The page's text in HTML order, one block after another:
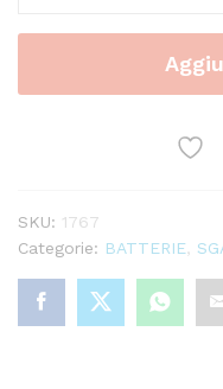
quantity
SKU: 1767
Categorie: BATTERIE